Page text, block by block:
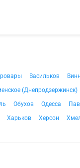
Васильков
(Днепродзержинск)
Обухов Одесса
Харьков Херсон